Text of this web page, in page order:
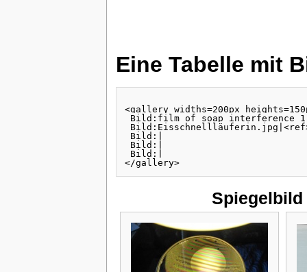
Eine Tabelle mit
<gallery widths=200px
Bild:|
Bild:|
Bild:|
</gallery>